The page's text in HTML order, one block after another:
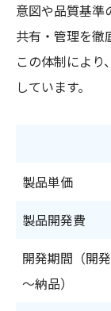
意図や品質基準
共有・管理を徹
この体制により、
しています。
製品単価
製品開発費
開発期間（開発
～納品）